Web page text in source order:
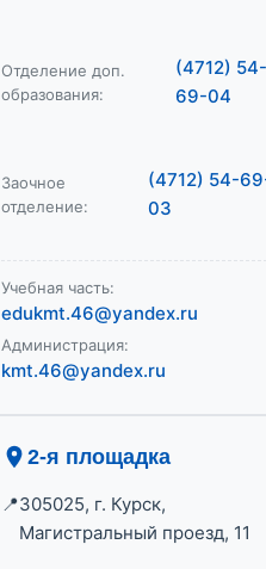
Отделение доп.
образования:
(4712) 54-
69-04
Заочное
отделение:
(4712) 54-
03
Учебная часть:
edukmt.46@yandex.ru
Администрация:
kmt.46@yandex.ru
2-я площадка
305025, г. Курск,
Магистральный проезд, 11